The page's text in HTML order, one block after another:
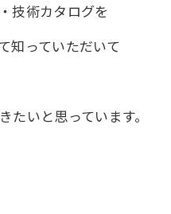
技術カタログを
知っていただいて
たいと思っています。